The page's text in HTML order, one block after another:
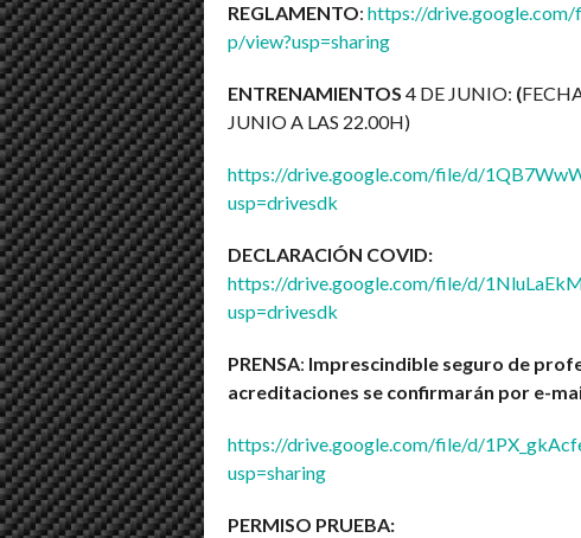
REGLAMENTO: https://
p/view?usp=sharing
ENTRENAMIENTOS 4 DE JUNIO: (
JUNIO A LAS 22.00H)
https://drive.google.com/file/d/
usp=drivesdk
DECLARACIÓN COVID:
https://drive.google.com/file/d/
usp=drivesdk
PRENSA: Imprescindible seguro de
acreditaciones se confirmarán por e-
https://drive.google.com/file/d/
usp=sharing
PERMISO PRUEBA: